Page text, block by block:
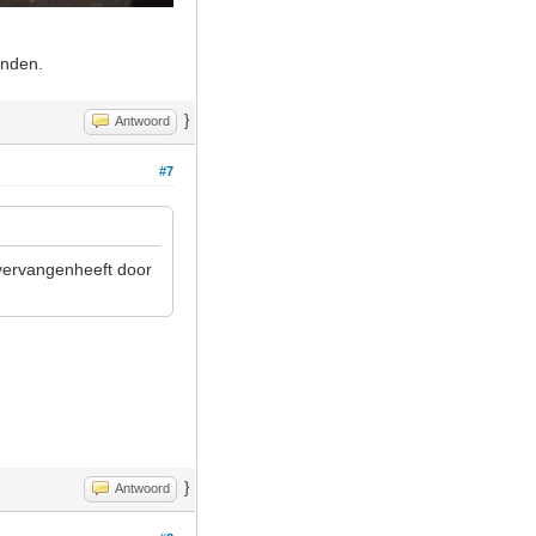
Antwoord }
#7
door
Antwoord }